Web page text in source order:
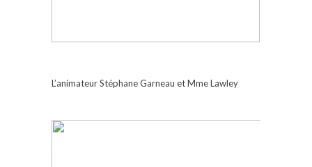
L’animateur Stéphane Garneau et Mme Lawley